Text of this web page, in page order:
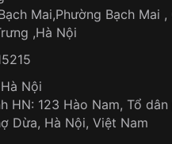
Mai,Phường Bạch Mai ,
,Hà Nội
Nội
HN: 123 Hào Nam, Tổ
Dừa, Hà Nội, Việt Nam